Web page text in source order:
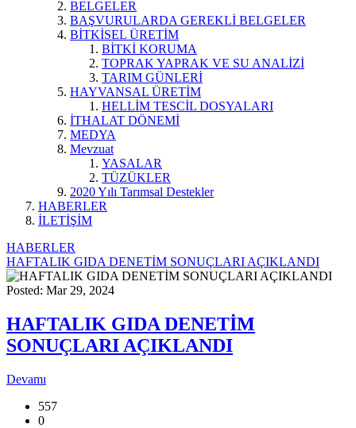
BELGELER
BAŞVURULARDA GEREKLİ BELGELER
BİTKİSEL ÜRETİM
BİTKİ KORUMA
TOPRAK YAPRAK VE SU ANALİZİ
TARIM GÜNLERİ
HAYVANSAL ÜRETİM
HELLİM TESCİL DOSYALARI
İTHALAT DÖNEMİ
MEDYA
Mevzuat
YASALAR
TÜZÜKLER
2020 Yılı Tarımsal Destekler
HABERLER
İLETİŞİM
HABERLER
HAFTALIK GIDA DENETİM SONUÇLARI AÇIKLANDI
Posted: Mar 29, 2024
HAFTALIK GIDA DENETİM
SONUÇLARI AÇIKLANDI
Devamı
557
0